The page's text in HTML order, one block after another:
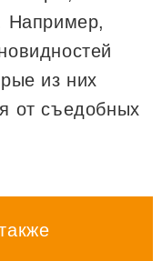
Например,
из них
от съедобных